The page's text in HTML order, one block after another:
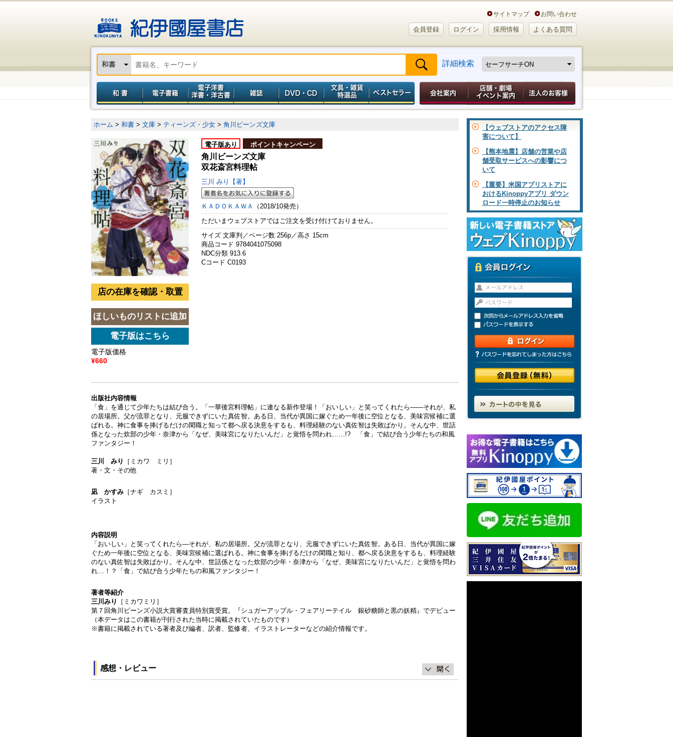
サイトマップ お問い合わせ
会員登録 ログイン 採用情報 よくある質問
詳細検索
ホーム > 和書 > 文庫 > ティーンズ・少女 > 角川ビーンズ文庫
電子版価格
¥660
電子版あり ポイントキャンペーン
角川ビーンズ文庫
双花斎宮料理帖
三川 みり【著】
ＫＡＤＯＫＡＷＡ
（2018/10発売）
ただいまウェブストアではご注文を受け付けておりません。
サイズ 文庫判／ページ数 256p／高さ 15cm
商品コード 9784041075098
NDC分類 913.6
Cコード C0193
出版社内容情報
「食」を通じて少年たちは結び合う。「一華後宮料理帖」に連なる新作登場！「おいしい」と笑ってくれたら――それが、私
の居場所。父が流罪となり、元服できずにいた真佐智。ある日、当代が異国に嫁ぐため一年後に空位となる、美味宮候補に選
ばれる。神に食事を捧げるだけの閑職と知って都へ戻る決意をするも、料理経験のない真佐智は失敗ばかり。そんな中、世話
係となった炊部の少年・奈津から「なぜ、美味宮になりたいんだ」と覚悟を問われ……!? 「食」で結び合う少年たちの和風
ファンタジー！
三川 みり
［ミカワ ミリ］
著・文・その他
凪 かすみ ［ナギ カスミ］
イラスト
内容説明
「おいしい」と笑ってくれたら―それが、私の居場所。父が流罪となり、元服できずにいた真佐智。ある日、当代が異国に嫁
ぐため一年後に空位となる、美味宮候補に選ばれる。神に食事を捧げるだけの閑職と知り、都へ戻る決意をするも、料理経験
のない真佐智は失敗ばかり。そんな中、世話係となった炊部の少年・奈津から「なぜ、美味宮になりたいんだ」と覚悟を問わ
れ…！？「食」で結び合う少年たちの和風ファンタジー！
著者等紹介
三川みり
［ミカワミリ］
第７回角川ビーンズ小説大賞審査員特別賞受賞。『シュガーアップル・フェアリーテイル 銀砂糖師と黒の妖精』でデビュー
（本データはこの書籍が刊行された当時に掲載されていたものです）
※書籍に掲載されている著者及び編者、訳者、監修者、イラストレーターなどの紹介情報です。
感想・レビュー
【ウェブストアのアクセス障
害について】
【熊本地震】店舗の営業や店
舗受取サービスへの影響につ
いて
【重要】米国アプリストアに
おけるKinoppyアプリ ダウン
ロード一時停止のお知らせ